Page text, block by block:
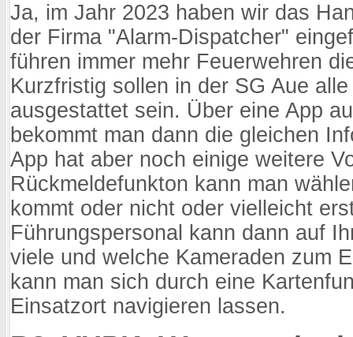
Ja, im Jahr 2023 haben wir das
der Firma "Alarm-Dispatcher"
führen immer mehr Feuerwehren
Kurzfristig sollen in der SG Aue
ausgestattet sein. Über eine App
bekommt man dann die gleichen
App hat aber noch einige weitere
Rückmeldefunkton kann man
kommt oder nicht oder vielleicht
Führungspersonal kann dann auf
viele und welche Kameraden zum
kann man sich durch eine
Einsatzort navigieren lassen.